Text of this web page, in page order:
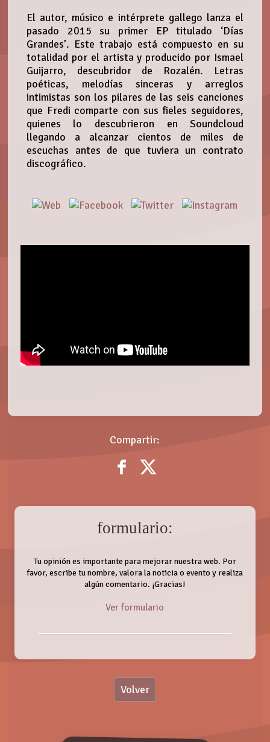
El autor, músico e intérprete gallego lanza el
pasado 2015 su primer EP titulado ‘Días
Grandes’. Este trabajo está compuesto en su
totalidad por el artista y producido por Ismael
Guijarro, descubridor de Rozalén. Letras
poéticas, melodías sinceras y arreglos
intimistas son los pilares de las seis canciones
que Fredi comparte con sus fieles seguidores,
quienes lo descubrieron en Soundcloud
llegando a alcanzar cientos de miles de
escuchas antes de que tuviera un contrato
discográfico.
Compartir:
formulario:
Tu opinión es importante para mejorar nuestra web. Por
favor, escribe tu nombre, valora la noticia o evento y realiza
algún comentario. ¡Gracias!
Ver formulario
Volver